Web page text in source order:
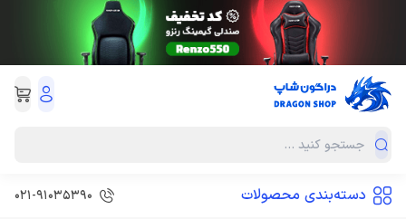
دسته‌بندی محصولات 021-91035390